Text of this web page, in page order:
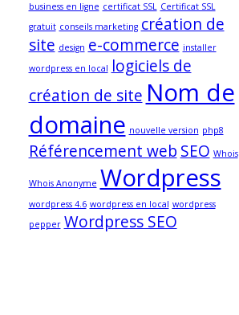
business en ligne certificat SSL Certificat SSL
gratuit conseils marketing création de
site design e-commerce installer
wordpress en local logiciels de
création de site Nom de
domaine nouvelle version php8
Référencement web SEO Whois
Whois Anonyme Wordpress
wordpress 4.6 wordpress en local wordpress
pepper Wordpress SEO